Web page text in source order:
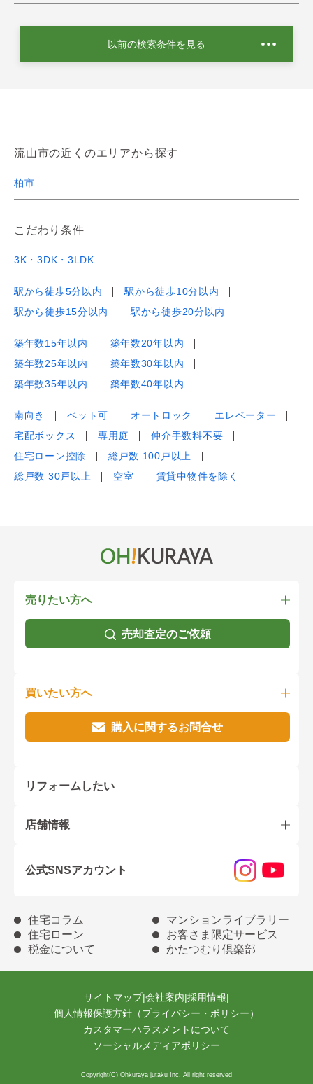
以前の検索条件を見る
流山市の近くのエリアから探す
柏市
こだわり条件
3K・3DK・3LDK
駅から徒歩5分以内
駅から徒歩10分以内
駅から徒歩15分以内
駅から徒歩20分以内
築年数15年以内
築年数20年以内
築年数25年以内
築年数30年以内
築年数35年以内
築年数40年以内
南向き ペット可 オートロック
エレベーター
宅配ボックス
専用庭
仲介手数料不要
住宅ローン控除
総戸数 100戸以上
総戸数 30戸以上
空室 賃貸中物件を除く
売りたい方へ
売却査定のご依頼
買いたい方へ
購入に関するお問合せ
リフォームしたい
店舗情報
公式SNSアカウント
住宅コラム
マンションライブラリー
住宅ローン
お客さま限定サービス
税金について
かたつむり倶楽部
サイトマップ|会社案内|採用情報|
個人情報保護方針（プライバシー・ポリシー）
カスタマーハラスメントについて
ソーシャルメディアポリシー
Copyright(C) Ohkuraya jutaku Inc. All right reserved